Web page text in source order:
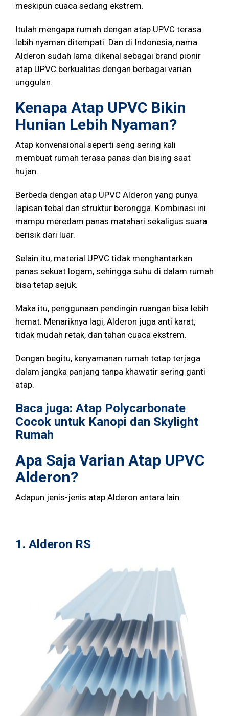
meskipun cuaca sedang ekstrem.
Itulah mengapa rumah dengan atap UPVC terasa
lebih nyaman ditempati. Dan di Indonesia, nama
Alderon sudah lama dikenal sebagai brand pionir
atap UPVC berkualitas dengan berbagai varian
unggulan.
Kenapa Atap UPVC Bikin
Hunian Lebih Nyaman?
Atap konvensional seperti seng sering kali
membuat rumah terasa panas dan bising saat
hujan.
Berbeda dengan atap UPVC Alderon yang punya
lapisan tebal dan struktur berongga. Kombinasi ini
mampu meredam panas matahari sekaligus suara
berisik dari luar.
Selain itu, material UPVC tidak menghantarkan
panas sekuat logam, sehingga suhu di dalam rumah
bisa tetap sejuk.
Maka itu, penggunaan pendingin ruangan bisa lebih
hemat. Menariknya lagi, Alderon juga anti karat,
tidak mudah retak, dan tahan cuaca ekstrem.
Dengan begitu, kenyamanan rumah tetap terjaga
dalam jangka panjang tanpa khawatir sering ganti
atap.
Baca juga: Atap Polycarbonate
Cocok untuk Kanopi dan Skylight
Rumah
Apa Saja Varian Atap UPVC
Alderon?
Adapun jenis-jenis atap Alderon antara lain:
1. Alderon RS